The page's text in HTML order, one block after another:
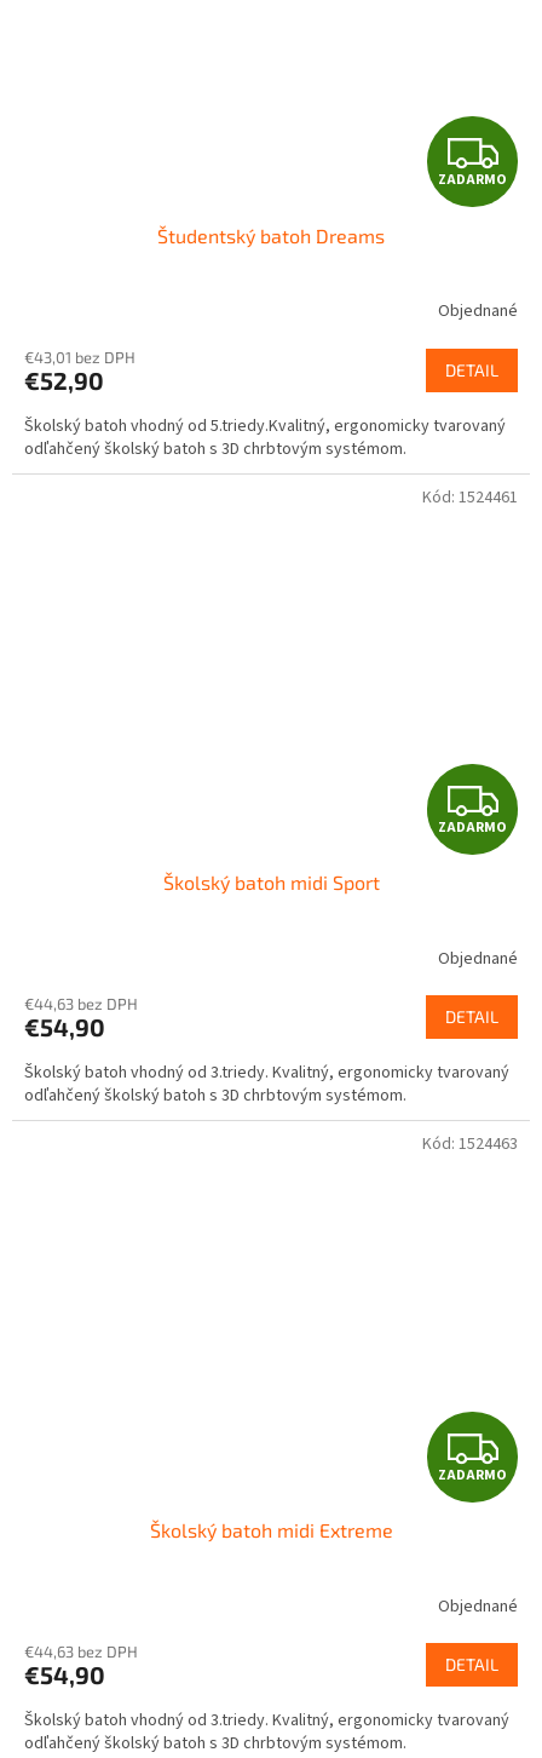
Z
A
A
R
M
ZADARMO
Študentský batoh Dreams
Objednané
€43,01 bez DPH
€52,90 DETAIL
Školský batoh vhodný od 5.triedy.Kvalitný, ergonomicky tvarovaný
odľahčený školský batoh s 3D chrbtovým systémom.
Z
A
A
R
M
ZADARMO
Školský batoh midi Sport
Objednané
€44,63 bez DPH
€54,90 DETAIL
Školský batoh vhodný od 3.triedy. Kvalitný, ergonomicky tvarovaný
odľahčený školský batoh s 3D chrbtovým systémom.
Kód: 1524461
Z
A
A
R
M
ZADARMO
Školský batoh midi Extreme
Objednané
€44,63 bez DPH
€54,90 DETAIL
Školský batoh vhodný od 3.triedy. Kvalitný, ergonomicky tvarovaný
odľahčený školský batoh s 3D chrbtovým systémom.
Kód: 1524463